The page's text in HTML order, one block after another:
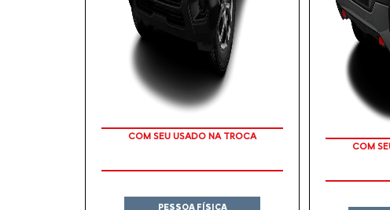
TAXA 0 %
PESSOA FÍSICA